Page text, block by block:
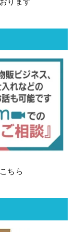
ちら